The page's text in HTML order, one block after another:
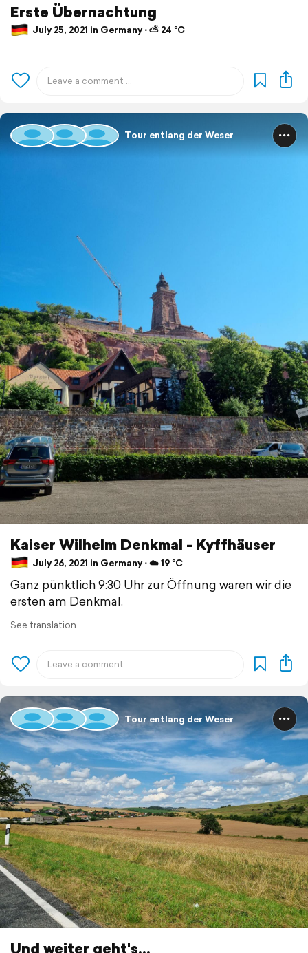
Erste Übernachtung
July 25, 2021 in Germany ⋅ ⛅ 24 °C
Tour entlang der Weser
Kaiser Wilhelm Denkmal - Kyffhäuser
July 26, 2021 in Germany ⋅ ☁️ 19 °C
Ganz pünktlich 9:30 Uhr zur Öffnung waren wir die
ersten am Denkmal.
See translation
Tour entlang der Weser
Und weiter geht's...